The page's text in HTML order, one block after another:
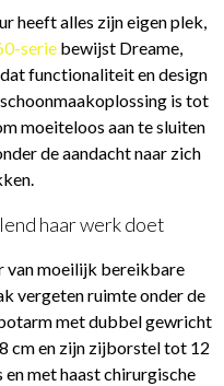
heeft alles zijn eigen plek,
serie bewijst Dreame,
functionaliteit en design
is tot
moeiteloos aan te sluiten
de aandacht naar zich
haar werk doet
van moeilijk bereikbare
vergeten ruimte onder de
met dubbel gewricht
cm en zijn zijborstel tot 12
met haast chirurgische